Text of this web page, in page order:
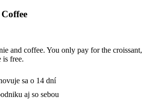
and coffee. You only pay for the croissant,
is free.
sa o 14 dní
aj so sebou